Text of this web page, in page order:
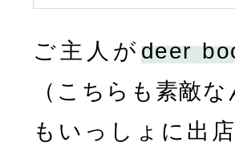
ご主人が deer
（こちらも素敵
もいっしょに出